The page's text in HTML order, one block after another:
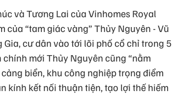
và Tương Lai của Vinhomes Royal
của “tam giác vàng” Thủy Nguyên - Vũ
Gia, cư dân vào tới lõi phố cổ chỉ trong 5
mới Thủy Nguyên cũng “nằm
biển, khu công nghiệp trọng điểm
kính kết nối thuận tiện, tạo lợi thế hiếm